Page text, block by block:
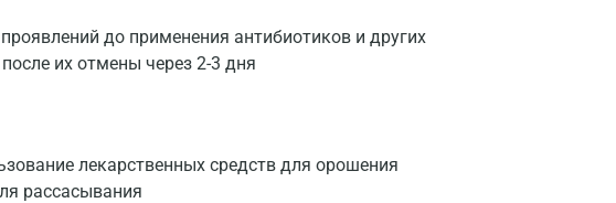
до применения антибиотиков и других
их отмены через 2-3 дня
лекарственных средств для орошения
рассасывания